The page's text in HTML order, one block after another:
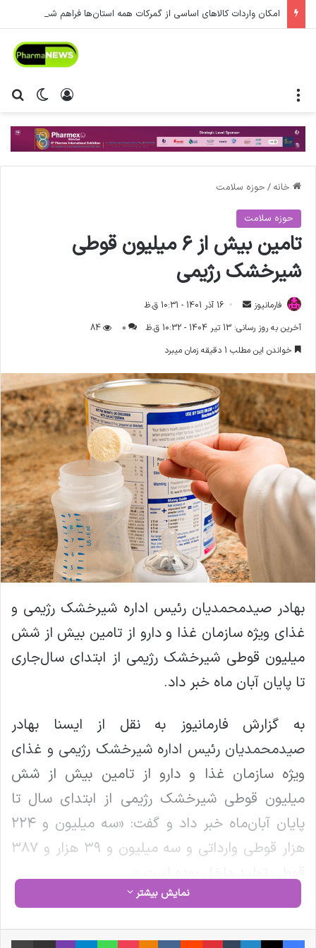
امکان واردات کالاهای اساسی از گمرکات همه استان‌ها فراهم شد.
تغییر ورود
خانه / حوزه سلامت
حوزه سلامت
تامین بیش از ۶ میلیون قوطی
شیرخشک رژیمی
فارمانیوز
ا
ل
م
ی
16 آذر 1401 - 10:31 ق.ظ
آخرین به روز رسانی: 13 تیر 1404 - 10:32 ق.ظ
0
84
خواندن این مطلب 1 دقیقه زمان میبرد
بهادر صیدمحمدیان رئیس اداره شیرخشک رژیمی و
غذای ویژه سازمان غذا و دارو از تامین بیش از شش
میلیون قوطی شیرخشک رژیمی از ابتدای سال‌جاری
تا پایان آبان ماه خبر داد.
به گزارش فارمانیوز به نقل از ایسنا بهادر
صیدمحمدیان رئیس اداره شیرخشک رژیمی و غذای
ویژه سازمان غذا و دارو از تامین بیش از شش
میلیون قوطی شیرخشک رژیمی از ابتدای سال تا
پایان آبان‌ماه خبر داد و گفت: «سه میلیون و ۲۲۴
هزار قوطی وارداتی و سه میلیون و ۳۹ هزار و ۳۸۷
شیرخشک رژیمی و غذای ویژه از اوایل سال ۱۴۰۱،
نمایش بیشتر
فیس بوک X لینکدین ‫تامبلر ‫پین‌ترست ‫رددیت ‫VKontakte
‫Odnoklassniki پاکت واتس آپ تلگرام وایبر اشتراک گذاری از طریق ایمیل